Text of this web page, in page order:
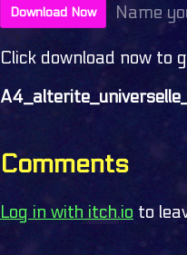
Download Now Name
Click download now to
Comments
Log in with itch.io to